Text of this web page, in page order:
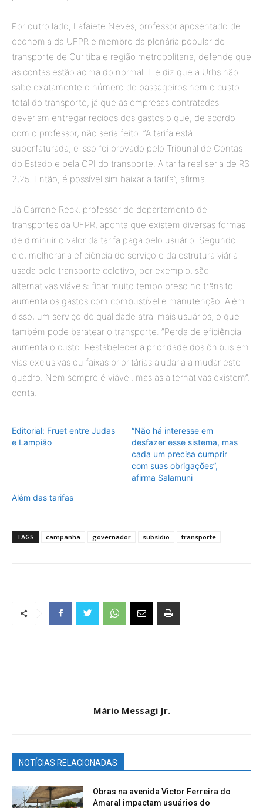
Por outro lado, Lafaiete Neves, professor aposentado de
economia da UFPR e membro da plenária popular de
transporte de Curitiba e região metropolitana, defende que
as contas estão acima do normal. Ele diz que a Urbs não
sabe exatamente o número de passageiros nem o custo
total do transporte, já que as empresas contratadas
deveriam entregar recibos dos gastos o que, de acordo
com o professor, não seria feito. “A tarifa está
superfaturada, e isso foi provado pelo Tribunal de Contas
do Estado e pela CPI do transporte. A tarifa real seria de R$
2,25. Então, é possível sim baixar a tarifa”, afirma.
Já Garrone Reck, professor do departamento de
transportes da UFPR, aponta que existem diversas formas
de diminuir o valor da tarifa paga pelo usuário. Segundo
ele, melhorar a eficiência do serviço e da estrutura viária
usada pelo transporte coletivo, por exemplo, são
alternativas viáveis: ficar muito tempo preso no trânsito
aumenta os gastos com combustível e manutenção. Além
disso, um serviço de qualidade atrai mais usuários, o que
também pode baratear o transporte. “Perda de eficiência
aumenta o custo. Restabelecer a prioridade dos ônibus em
vias exclusivas ou faixas prioritárias ajudaria a mudar este
quadro. Nem sempre é viável, mas as alternativas existem”,
conta.
Editorial: Fruet entre Judas
e Lampião
“Não há interesse em
desfazer esse sistema, mas
cada um precisa cumprir
com suas obrigações”,
afirma Salamuni
Além das tarifas
TAGS campanha governador subsídio transporte
Mário Messagi Jr.
NOTÍCIAS RELACIONADAS
Obras na avenida Victor Ferreira do
Amaral impactam usuários do